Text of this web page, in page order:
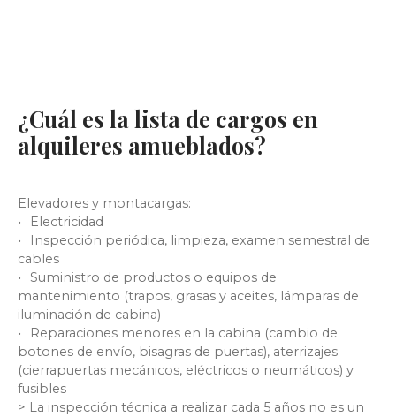
¿Cuál es la lista de cargos en
alquileres amueblados?
Elevadores y montacargas:
Electricidad
Inspección periódica, limpieza, examen semestral de
cables
Suministro de productos o equipos de
mantenimiento (trapos, grasas y aceites, lámparas de
iluminación de cabina)
Reparaciones menores en la cabina (cambio de
botones de envío, bisagras de puertas), aterrizajes
(cierrapuertas mecánicos, eléctricos o neumáticos) y
fusibles
> La inspección técnica a realizar cada 5 años no es un